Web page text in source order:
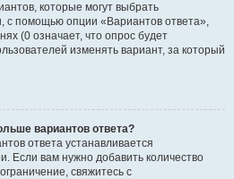
которые могут выбрать
с помощью опции «Вариантов ответа»,
(0 означает, что опрос будет
изменять вариант, за который
вариантов ответа?
ответа устанавливается
Если вам нужно добавить количество
свяжитесь с